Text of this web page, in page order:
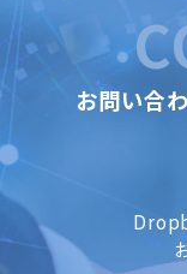
お問い合